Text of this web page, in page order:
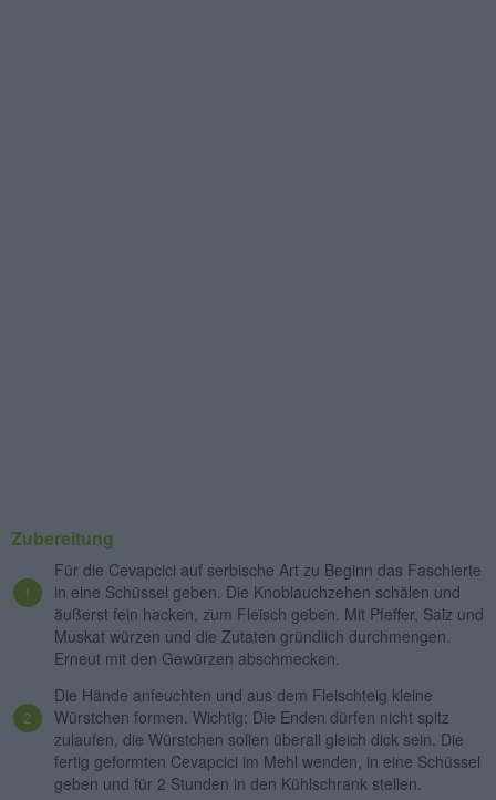
Zubereitung
Für die Cevapcici auf serbische Art zu Beginn das Faschierte
in eine Schüssel geben. Die Knoblauchzehen schälen und
äußerst fein hacken, zum Fleisch geben. Mit Pfeffer, Salz und
Muskat würzen und die Zutaten gründlich durchmengen.
Erneut mit den Gewürzen abschmecken.
Die Hände anfeuchten und aus dem Fleischteig kleine
Würstchen formen. Wichtig: Die Enden dürfen nicht spitz
zulaufen, die Würstchen sollen überall gleich dick sein. Die
fertig geformten Cevapcici im Mehl wenden, in eine Schüssel
geben und für 2 Stunden in den Kühlschrank stellen.